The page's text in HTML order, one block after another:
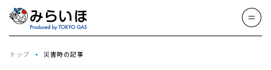
トップ 災害時の記事